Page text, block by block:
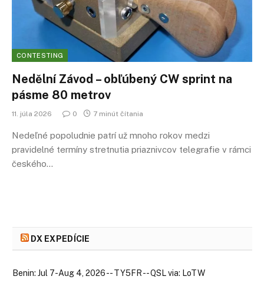
CONTESTING
Nedělní Závod – obľúbený CW sprint na
pásme 80 metrov
11. júla 2026 0 7 minút čítania
Nedeľné popoludnie patrí už mnoho rokov medzi
pravidelné termíny stretnutia priaznivcov telegrafie v rámci
českého…
DX EXPEDÍCIE
Benin: Jul 7-Aug 4, 2026 -- TY5FR --QSLvia: LoTW